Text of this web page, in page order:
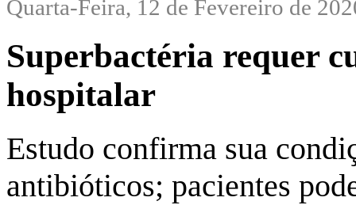
Quarta-Feira, 12 de Fevereiro de
Superbactéria requer
hospitalar
Estudo confirma sua
antibióticos; pacientes